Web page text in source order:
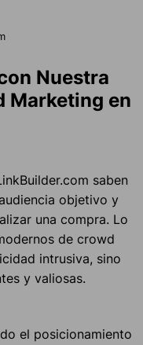
Nuestra
Marketing en
saben
objetivo y
una compra. Lo
de crowd
intrusiva, sino
y valiosas.
el posicionamiento